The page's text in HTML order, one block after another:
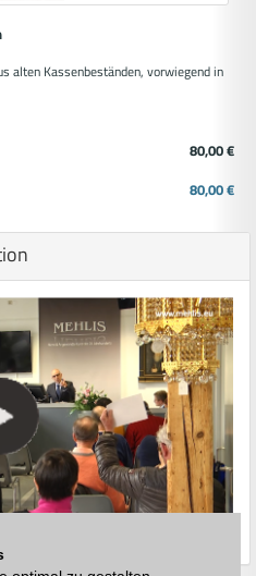
alten Kassenbeständen, vorwiegend in
80,00 €
80,00 €